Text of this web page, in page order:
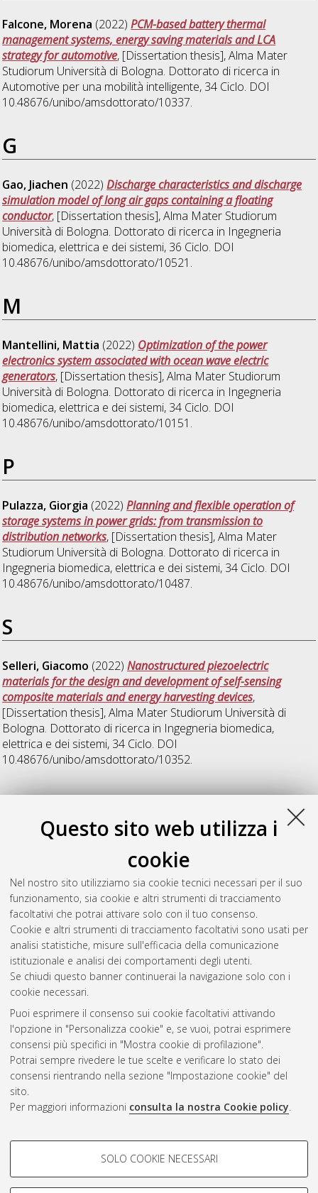
Questo sito web utilizza i
cookie
Nel nostro sito utilizziamo sia cookie tecnici necessari per il suo
funzionamento, sia cookie e altri strumenti di tracciamento
facoltativi che potrai attivare solo con il tuo consenso.
Cookie e altri strumenti di tracciamento facoltativi sono usati per
analisi statistiche, misure sull'efficacia della comunicazione
istituzionale e analisi dei comportamenti degli utenti.
Se chiudi questo banner continuerai la navigazione solo con i
cookie necessari.
Puoi esprimere il consenso sui cookie facoltativi attivando
l'opzione in "Personalizza cookie" e, se vuoi, potrai esprimere
consensi più specifici in "Mostra cookie di profilazione".
Potrai sempre rivedere le tue scelte e verificare lo stato dei
consensi rientrando nella sezione "Impostazione cookie" del
sito.
Per maggiori informazioni consulta la nostra Cookie policy.
COOKIE DI PROFILAZIONE -
Si tratta di cookie utilizzati per analizzare le caratteristiche della
SOLO COOKIE NECESSARI
Falcone, Morena (2022)PCM-based battery thermal
management systems, energy saving materials and LCA
strategy for automotive, [Dissertation thesis], Alma Mater
Studiorum Università di Bologna. Dottorato di ricerca in
Automotive per una mobilità intelligente, 34 Ciclo. DOI
10.48676/unibo/amsdottorato/10337.
G
Gao, Jiachen (2022)Discharge characteristics and discharge
simulation model of long air gaps containing a floating
conductor, [Dissertation thesis], Alma Mater Studiorum
Università di Bologna. Dottorato di ricerca in Ingegneria
biomedica, elettrica e dei sistemi, 36 Ciclo. DOI
10.48676/unibo/amsdottorato/10521.
M
Mantellini, Mattia (2022) Optimization of the power
electronics system associated with ocean wave electric
generators, [Dissertation thesis], Alma Mater Studiorum
Università di Bologna. Dottorato di ricerca in Ingegneria
biomedica, elettrica e dei sistemi, 34 Ciclo. DOI
10.48676/unibo/amsdottorato/10151.
P
Pulazza, Giorgia (2022)Planning and flexible operation of
storage systems in power grids: from transmission to
distribution networks, [Dissertation thesis], Alma Mater
Studiorum Università di Bologna. Dottorato di ricerca in
Ingegneria biomedica, elettrica e dei sistemi, 34 Ciclo. DOI
10.48676/unibo/amsdottorato/10487.
S
Selleri, Giacomo (2022)Nanostructured piezoelectric
materials for the design and development of self-sensing
composite materials and energy harvesting devices,
[Dissertation thesis], Alma Mater Studiorum Università di
Bologna. Dottorato di ricerca in Ingegneria biomedica,
elettrica e dei sistemi, 34 Ciclo. DOI
10.48676/unibo/amsdottorato/10352.
V
Vancini, Luca(2022) Multi-phase electric drives for mobility
[Dissertation thesis], Alma Mater Studiorum Università di
Bologna. Dottorato di ricerca inAutomotive per una mobilità
intelligente, 34 Ciclo. DOI
10.48676/unibo/amsdottorato/10297.
Questa lista e' stata generata il Wed Aug 5 20:37:47 2026
Atom
Rss 1.0
Rss 2.0
ISSN: 2038-7946
Impostazioni Cookie
Informativa sulla privacy
Condizioni d’uso del sito